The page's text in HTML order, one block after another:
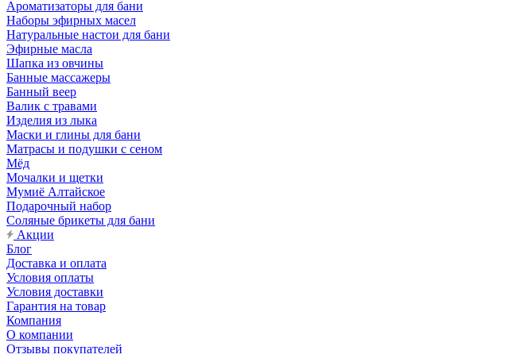
Ароматизаторы для бани
Наборы эфирных масел
Натуральные настои для бани
Эфирные масла
Шапка из овчины
Банные массажеры
Банный веер
Валик с травами
Изделия из лыка
Маски и глины для бани
Матрасы и подушки с сеном
Мёд
Мочалки и щетки
Мумиё Алтайское
Подарочный набор
Соляные брикеты для бани
Акции
Блог
Доставка и оплата
Условия оплаты
Условия доставки
Гарантия на товар
Компания
О компании
Отзывы покупателей